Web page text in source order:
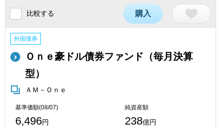
比較する 購入
外国債券
Ｏｎｅ豪ドル債券ファンド（毎月決算
型）
ＡＭ－Ｏｎｅ
基準価額(08/07)
6,496円
純資産額
238億円